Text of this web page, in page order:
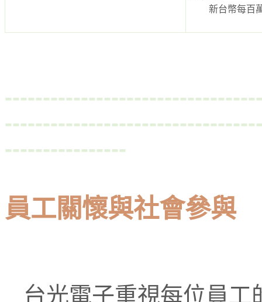
新台幣每百
----------------
員工關懷與社會參與
台光電子重視每位員